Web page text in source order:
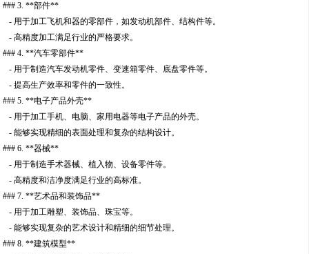
### 3. **部件**
- 用于加工飞机和器的零部件，如发动机部件、结构件等。
- 高精度加工满足行业的严格要求。
### 4. **汽车零部件**
- 用于制造汽车发动机零件、变速箱零件、底盘零件等。
- 提高生产效率和零件的一致性。
### 5. **电子产品外壳**
- 用于加工手机、电脑、家用电器等电子产品的外壳。
- 能够实现精细的表面处理和复杂的结构设计。
### 6. **器械**
- 用于制造手术器械、植入物、设备零件等。
- 高精度和洁净度满足行业的高标准。
### 7. **艺术品和装饰品**
- 用于加工雕塑、装饰品、珠宝等。
- 能够实现复杂的艺术设计和精细的细节处理。
### 8. **建筑模型**